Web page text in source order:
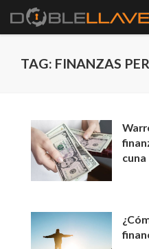
TAG: FINANZAS
cuna